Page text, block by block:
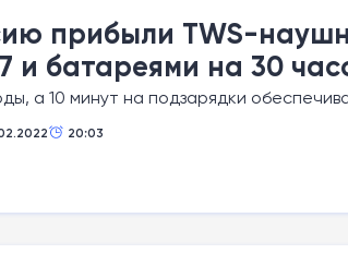
прибыли TWS-
и батареями на 30
а 10 минут на подзарядки
20:03